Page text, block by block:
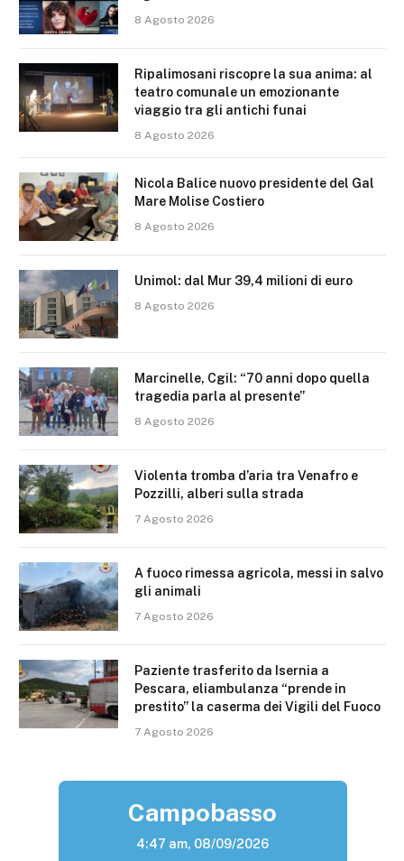
8 Agosto 2026
Ripalimosani riscopre la sua anima: al
teatro comunale un emozionante
viaggio tra gli antichi funai
8 Agosto 2026
Nicola Balice nuovo presidente del Gal
Mare Molise Costiero
8 Agosto 2026
Unimol: dal Mur 39,4 milioni di euro
8 Agosto 2026
Marcinelle, Cgil: “70 anni dopo quella
tragedia parla al presente”
8 Agosto 2026
Violenta tromba d’aria tra Venafro e
Pozzilli, alberi sulla strada
7 Agosto 2026
A fuoco rimessa agricola, messi in salvo
gli animali
7 Agosto 2026
Paziente trasferito da Isernia a
Pescara, eliambulanza “prende in
prestito” la caserma dei Vigili del Fuoco
7 Agosto 2026
Campobasso
4:47 am, 08/09/2026